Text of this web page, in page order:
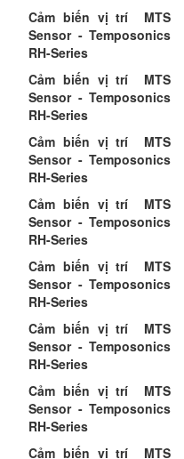
Cảm biến vị trí MTS
Sensor - Temposonics
RH-Series
Cảm biến vị trí MTS
Sensor - Temposonics
RH-Series
Cảm biến vị trí MTS
Sensor - Temposonics
RH-Series
Cảm biến vị trí MTS
Sensor - Temposonics
RH-Series
Cảm biến vị trí MTS
Sensor - Temposonics
RH-Series
Cảm biến vị trí MTS
Sensor - Temposonics
RH-Series
Cảm biến vị trí MTS
Sensor - Temposonics
RH-Series
Cảm biến vị trí MTS